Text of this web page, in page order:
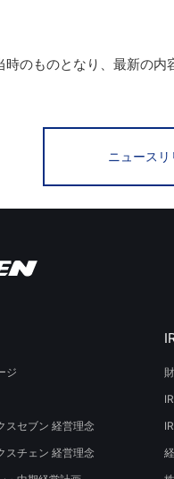
のものとなり、最新の内
ニュース
ジ
スセブン 経営理念
スチェン 経営理念